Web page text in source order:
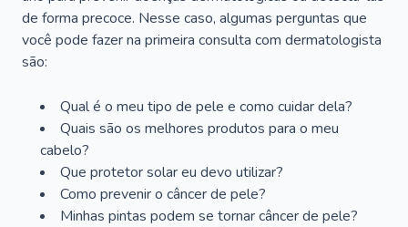
de forma precoce. Nesse caso, algumas perguntas que
você pode fazer na primeira consulta com dermatologista
são:
Qual é o meu tipo de pele e como cuidar dela?
Quais são os melhores produtos para o meu
cabelo?
Que protetor solar eu devo utilizar?
Como prevenir o câncer de pele?
Minhas pintas podem se tornar câncer de pele?